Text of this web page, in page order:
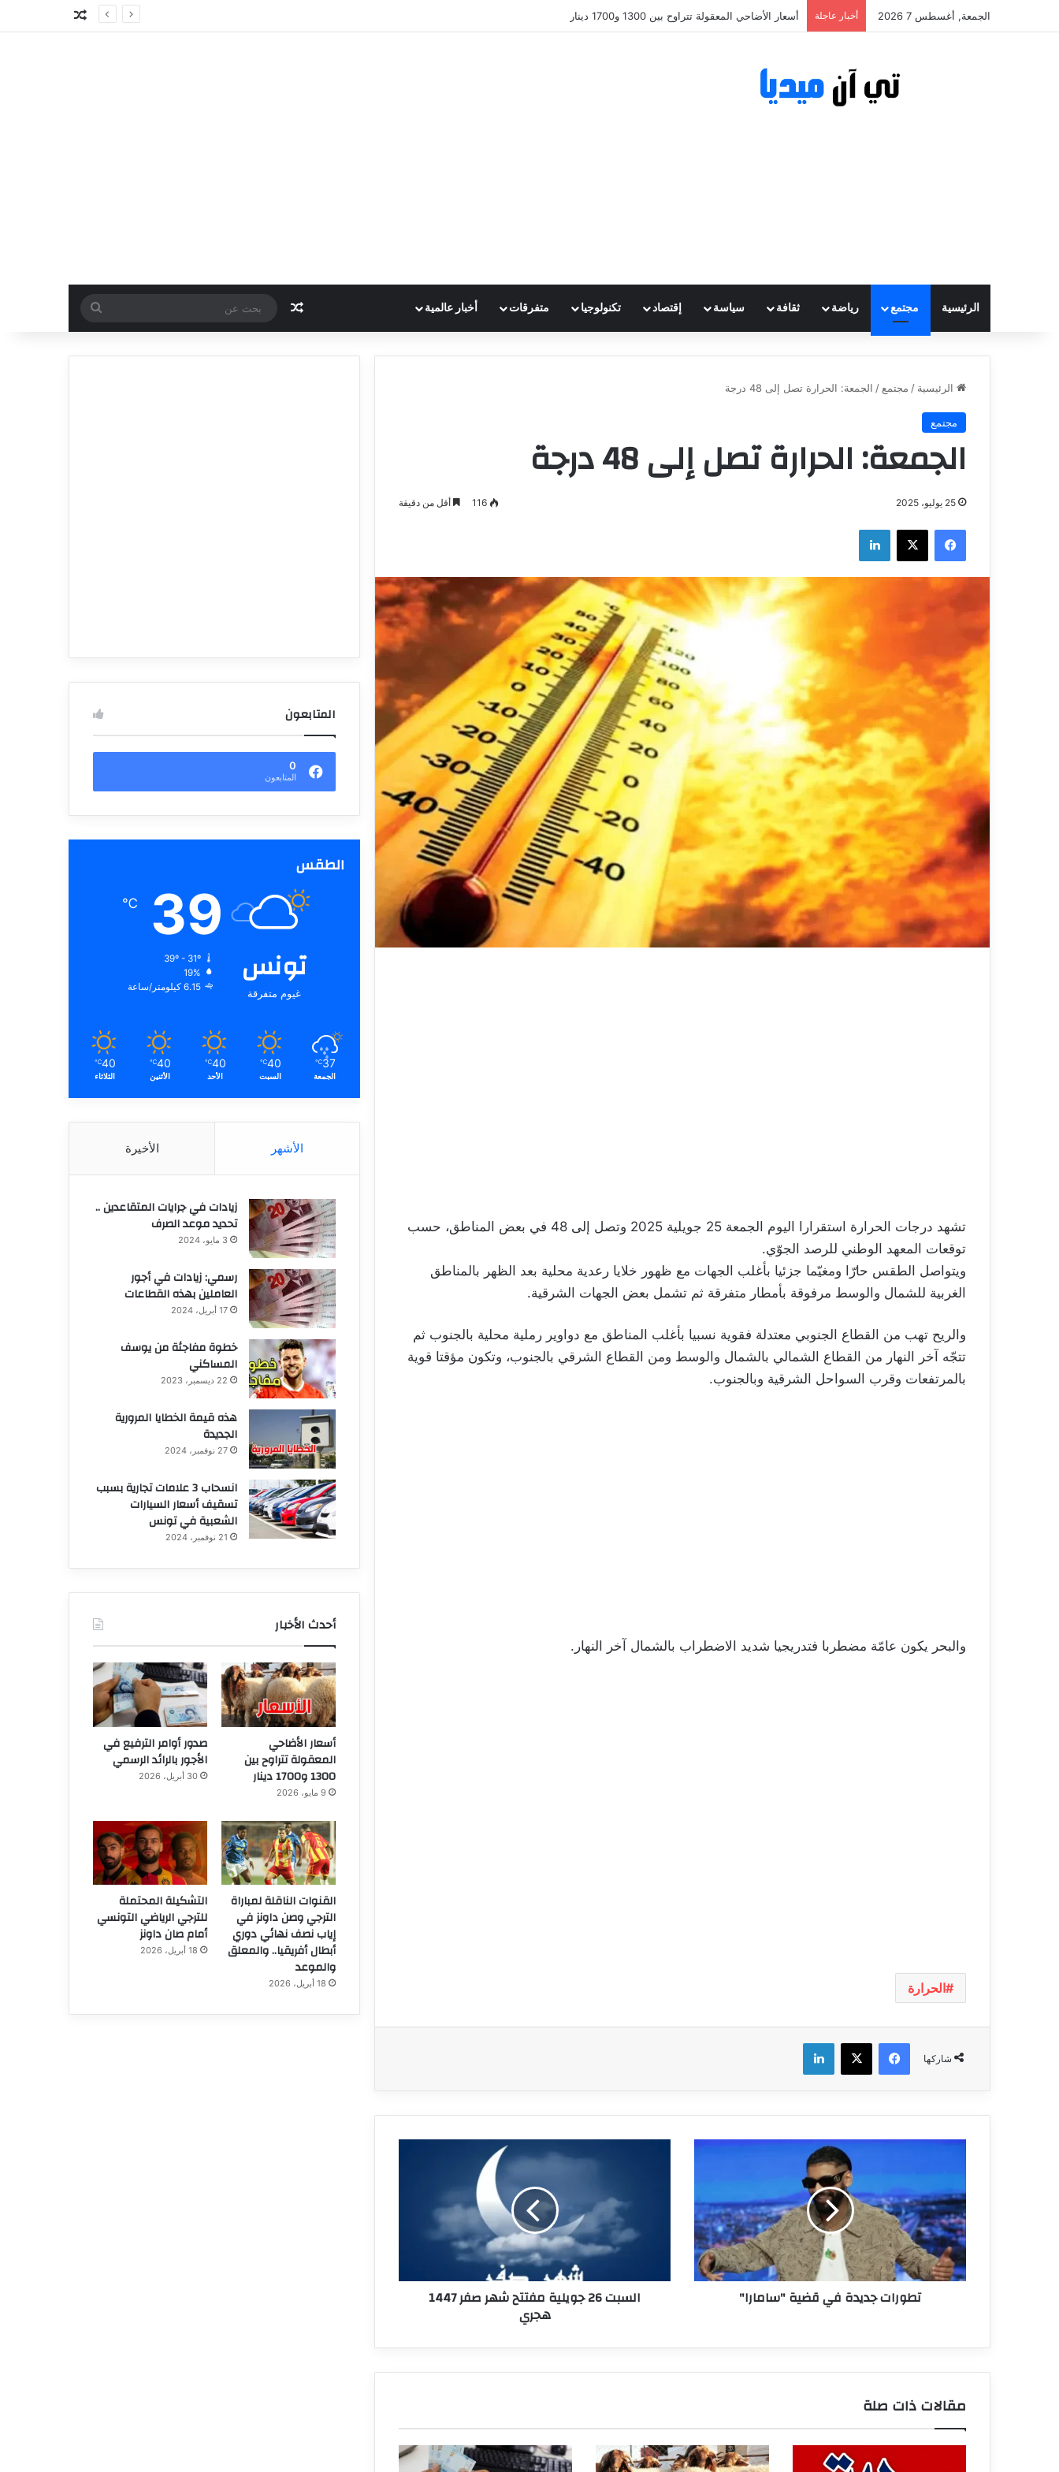
الجمعة, أغسطس 7 2026 أخبار عاجلة أسعار الأضاحي المعقولة تتراوح بين 1300 و1700 دينار مقال عشوائي
الرئيسية مجتمع رياضة ثقافة سياسة إقتصاد تكنولوجيا متفرقات أخبار عالمية مقال عشوائي
بحث
عن
الرئيسية / مجتمع / الجمعة: الحرارة تصل إلى 48 درجة
مجتمع
الجمعة: الحرارة تصل إلى 48 درجة
25 يوليو، 2025 116 أقل من دقيقة
فيسبوك ‫X لينكدإن
تشهد درجات الحرارة استقرارا اليوم الجمعة 25 جويلية 2025 وتصل إلى 48 في بعض المناطق، حسب
توقعات المعهد الوطني للرصد الجوّي.
ويتواصل الطقس حارّا ومغيّما جزئيا بأغلب الجهات مع ظهور خلايا رعدية محلية بعد الظهر بالمناطق
الغربية للشمال والوسط مرفوقة بأمطار متفرقة ثم تشمل بعض الجهات الشرقية.
والريح تهب من القطاع الجنوبي معتدلة فقوية نسبيا بأغلب المناطق مع دواوير رملية محلية بالجنوب ثم
تتجّه آخر النهار من القطاع الشمالي بالشمال والوسط ومن القطاع الشرقي بالجنوب، وتكون مؤقتا قوية
بالمرتفعات وقرب السواحل الشرقية وبالجنوب.
والبحر يكون عامّة مضطربا فتدريجيا شديد الاضطراب بالشمال آخر النهار.
الحرارة
شاركها
فيسبوك ‫X لينكدإن
تطورات
قضية
"سامارا"
تطورات جديدة في قضية "سامارا" السبت 26 جويلية مفتتح شهر صفر 1447
هجري
مقالات ذات صلة
المتابعون
0
المتابعون
الطقس
تونس
غيوم متفرقة
39
℃
39º - 31º
19%
6.15 كيلومتر/ساعة
37
℃
الجمعة
40
℃
السبت
40
℃
الأحد
40
℃
الأثنين
40
℃
الثلاثاء
الأشهر الأخيرة
زيادات في جرايات المتقاعدين ..
تحديد موعد الصرف
3 مايو، 2024
رسمي: زيادات في أجور
العاملين بهذه القطاعات
17 أبريل، 2024
خطوة مفاجئة من يوسف
المساكني
22 ديسمبر، 2023
هذه قيمة الخطايا المرورية
الجديدة
27 نوفمبر، 2024
انسحاب 3 علامات تجارية بسبب
تسقيف أسعار السيارات
الشعبية في تونس
21 نوفمبر، 2024
أحدث الأخبار
أسعار الأضاحي
المعقولة تتراوح بين
1300 و1700 دينار
9 مايو، 2026
صدور أوامر الترفيع في
الأجور بالرائد الرسمي
30 أبريل، 2026
القنوات الناقلة لمباراة
الترجي وصن داونز في
إياب نصف نهائي دوري
أبطال أفريقيا.. والمعلق
والموعد
18 أبريل، 2026
التشكيلة المحتملة
للترجي الرياضي التونسي
أمام صان داونز
18 أبريل، 2026